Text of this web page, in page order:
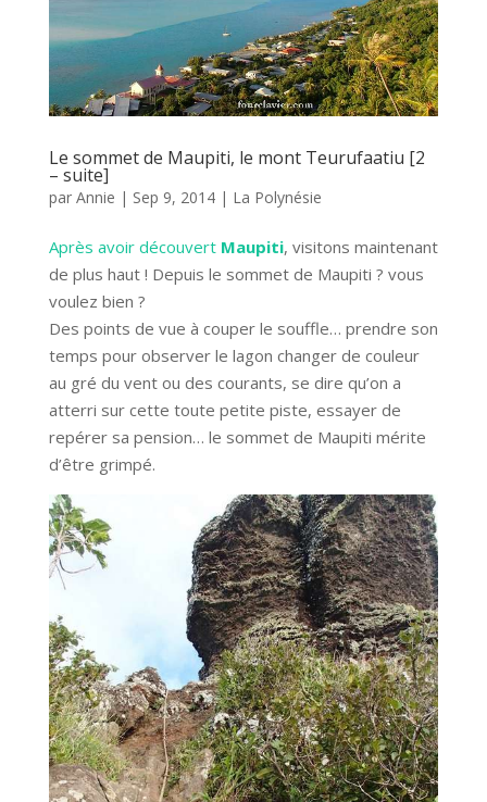
Le sommet de Maupiti, le mont Teurufaatiu [2
– suite]
par Annie | Sep 9, 2014| La Polynésie
Après avoir découvertMaupiti, visitons maintenant
de plus haut ! Depuis le sommet de Maupiti ? vous
voulez bien ?
Des points de vue à couper le souffle… prendre son
temps pour observer le lagon changer de couleur
au gré du vent ou des courants, se dire qu’on a
atterri sur cette toute petite piste, essayer de
repérer sa pension… le sommet de Maupiti mérite
d’être grimpé.